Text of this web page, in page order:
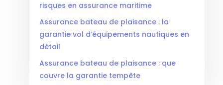
risques en assurance maritime
Assurance bateau de plaisance : la
garantie vol d’équipements nautiques en
détail
Assurance bateau de plaisance : que
couvre la garantie tempête